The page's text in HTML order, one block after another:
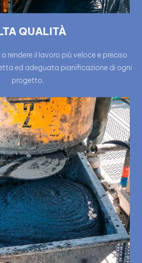
QUALITÀ
rendere il lavoro più veloce e preciso
ed adeguata pianificazione di ogni
progetto.